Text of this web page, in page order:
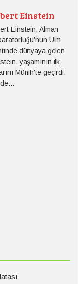
Einstein
Einstein; Alman
Ulm
dünyaya gelen
yaşamının ilk
Münih’te geçirdi.